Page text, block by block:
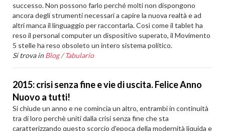
successo. Non possono farlo perché molti non dispongono
ancora degli strumenti necessari a capire la nuova realtà e ad
altri manca il linguaggio per raccontarla. Così come il tablet ha
reso il personal computer un dispositivo superato, il Movimento
5 stelle ha reso obsoleto un intero sistema politico.
Si trova in Blog /Tabulario
2015: crisi senza fine e vie di uscita. Felice Anno
Nuovo a tutti!
Si chiude un anno e ne comincia un altro, entrambi in continuità
tra di loro perchè uniti dalla crisi senza fine che sta
caratterizzando questo scorcio d'epoca della modernità liquida e